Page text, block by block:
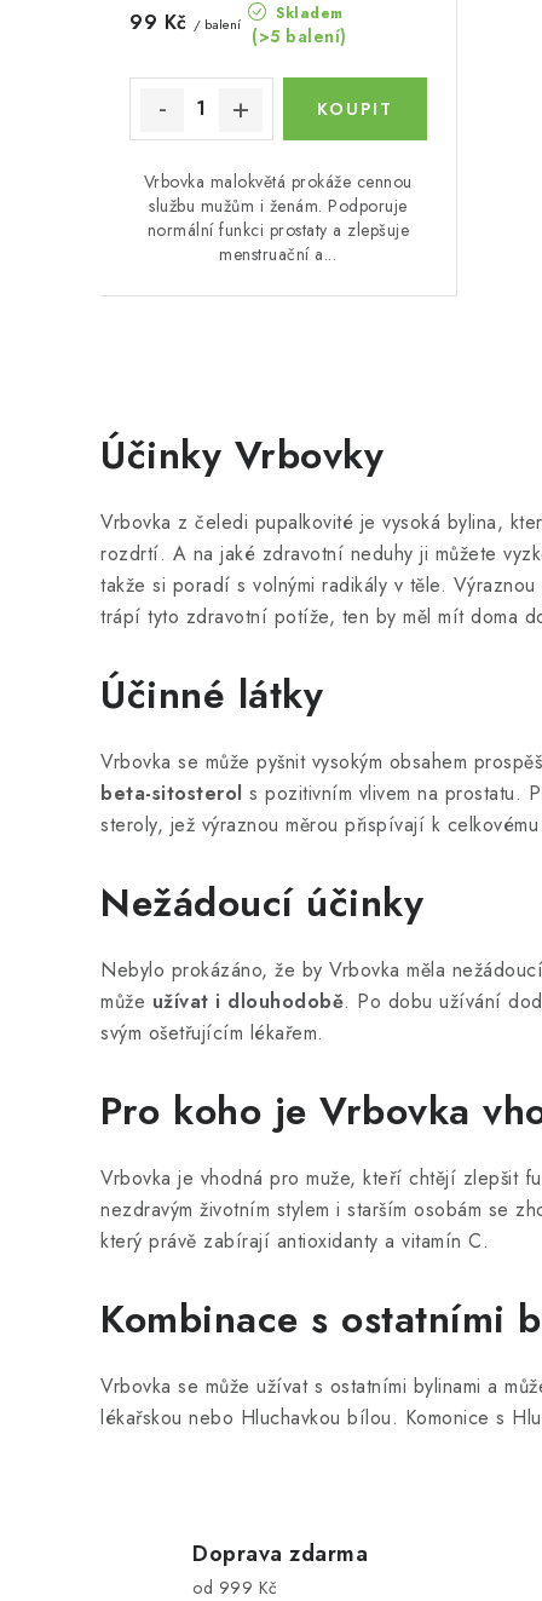
Skladem
(>5 balení)
99 Kč / balení
Vrbovka malokvětá prokáže cennou
službu mužům i ženám. Podporuje
normální funkci prostaty a zlepšuje
menstruační a...
v
l
á
d
a
c
í
p
r
v
k
v
ý
p
i
u
Účinky Vrbovky
Vrbovka z čeledi pupalkovité je vysoká bylina,
rozdrtí. A na jaké zdravotní neduhy ji můžete
takže si poradí s volnými radikály v těle. Výraznou
trápí tyto zdravotní potíže, ten by měl mít doma
Účinné látky
Vrbovka se může pyšnit vysokým obsahem
beta-sitosterol s pozitivním vlivem na prostatu.
steroly, jež výraznou měrou přispívají k
Nežádoucí účinky
Nebylo prokázáno, že by Vrbovka měla
může užívat i dlouhodobě. Po dobu užívání
svým ošetřujícím lékařem.
Pro koho je Vrbovka
Vrbovka je vhodná pro muže, kteří chtějí zlepšit
nezdravým životním stylem i starším osobám se
který právě zabírají antioxidanty a vitamín C.
Kombinace s ostatními
Vrbovka se může užívat s ostatními bylinami a
lékařskou nebo Hluchavkou bílou. Komonice s
Doprava zdarma
od 999 Kč